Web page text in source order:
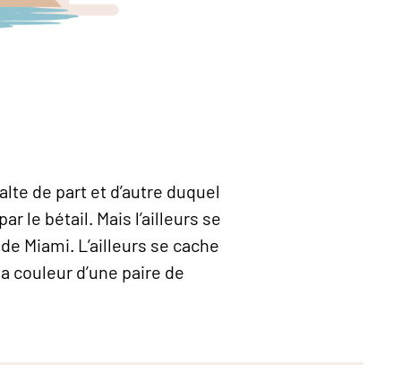
de part et d’autre duquel
le bétail. Mais l’ailleurs se
Miami. L’ailleurs se cache
couleur d’une paire de